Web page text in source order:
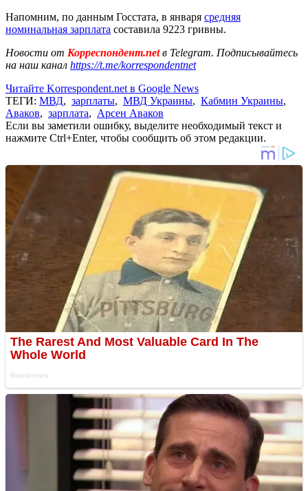
Напомним, по данным Госстата, в января средняя
номинальная зарплата составила 9223 гривны.
Новости от Корреспондент.netв Telegram. Подписывайтесь
на наш канал https://t.me/korrespondentnet
Читайте Korrespondent.net в Google News
ТЕГИ: МВД, зарплаты, МВД Украины, Кабмин Украины,
Аваков, зарплата, Арсен Аваков
Если вы заметили ошибку, выделите необходимый текст и
нажмите Ctrl+Enter, чтобы сообщить об этом редакции.